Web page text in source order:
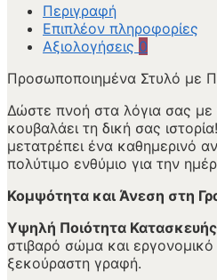
Περιγραφή
Επιπλέον πληροφορίες
Αξιολογήσεις 0
Προσωποποιημένα Στυλό με
Δώστε πνοή στα λόγια σας
κουβαλάει τη δική σας
μετατρέπει ένα καθημερινό
πολύτιμο ενθύμιο για την
Κομψότητα και Άνεση στη
Υψηλή Ποιότητα
στιβαρό σώμα και
ξεκούραστη γραφή.